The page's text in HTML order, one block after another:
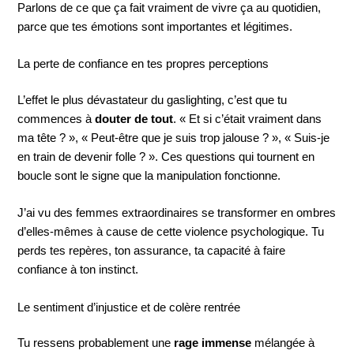
Parlons de ce que ça fait vraiment de vivre ça au quotidien,
parce que tes émotions sont importantes et légitimes.
La perte de confiance en tes propres perceptions
L’effet le plus dévastateur du gaslighting, c’est que tu
commences àdouter de tout. « Et si c’était vraiment dans
ma tête ? », « Peut-être que je suis trop jalouse ? », « Suis-je
en train de devenir folle ? ». Ces questions qui tournent en
boucle sont le signe que la manipulation fonctionne.
J’ai vu des femmes extraordinaires se transformer en ombres
d’elles-mêmes à cause de cette violence psychologique. Tu
perds tes repères, ton assurance, ta capacité à faire
confiance à ton instinct.
Le sentiment d’injustice et de colère rentrée
Tu ressens probablement une rage immense mélangée à